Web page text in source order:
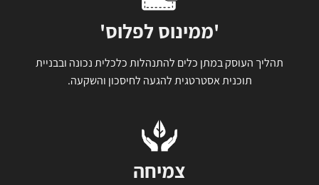
'ממינוס לפלוס'
תהליך העוסק במתן כלים להתנהלות כלכלית נכונה ובבניית
תוכנית אסטרטגית להגעה לחיסכון והשקעה.
צמיחה